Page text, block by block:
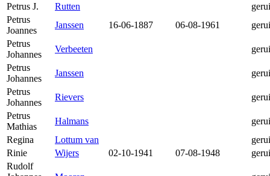
Petrus J.
Rutten
Petrus
Joannes
Janssen 16-06-1887 06-08-1961
Petrus
Johannes
Verbeeten
Petrus
Johannes
Janssen
Petrus
Johannes
Rievers
Petrus
Mathias
Halmans
Regina
Lottum van
Rinie
Wijers 02-10-1941 07-08-1948
Rudolf